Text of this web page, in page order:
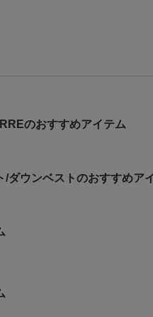
のおすすめアイテム
/ダウンベストのおすすめア